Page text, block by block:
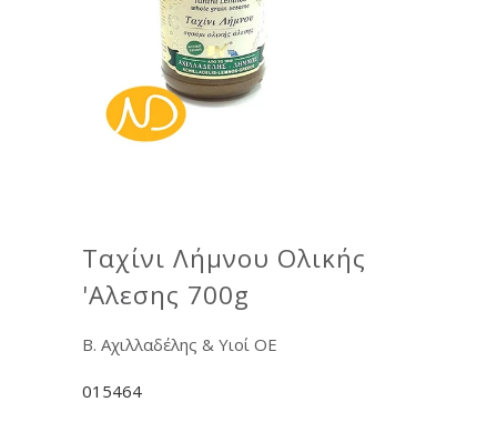
Ταχίνι Λήμνου Ολικής
'Αλεσης 700g
Β. Αχιλλαδέλης & Υιοί ΟΕ
015464